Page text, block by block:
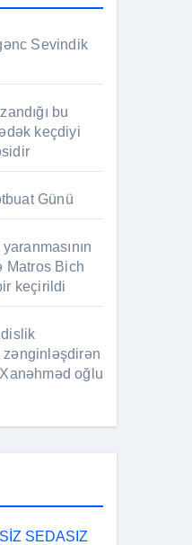
Sevindik
bu
keçdiyi
Günü
Matros Bich
keçirildi
zənginləşdirən
oğlu
SEDASIZ